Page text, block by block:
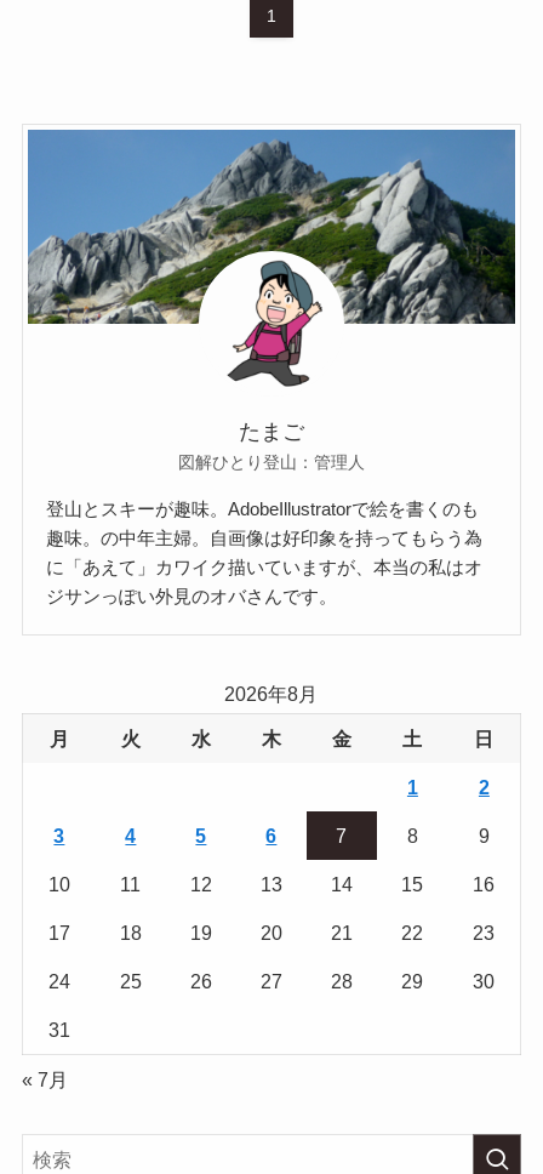
1
たまご
図解ひとり登山：管理人
登山とスキーが趣味。AdobeIllustratorで絵を書くのも
趣味。の中年主婦。自画像は好印象を持ってもらう為
に「あえて」カワイク描いていますが、本当の私はオ
ジサンっぽい外見のオバさんです。
2026年8月
月 火 水 木 金 土 日
1 2
3 4 5 6 7 8 9
10 11 12 13 14 15 16
17 18 19 20 21 22 23
24 25 26 27 28 29 30
31
« 7月